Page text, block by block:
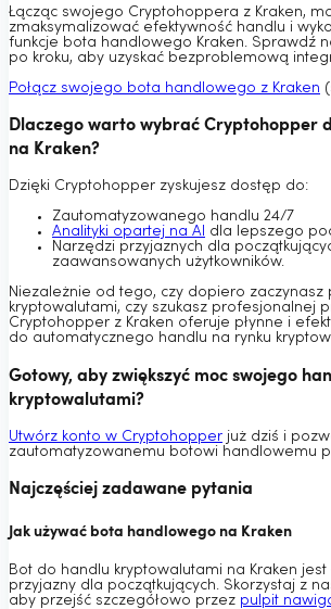
Łącząc swojego Cryptohoppera z Kraken,
zmaksymalizować efektywność handlu i
funkcje bota handlowego Kraken. Sprawdź
po kroku, aby uzyskać bezproblemową
Połącz swojego bota handlowego z Kraken
Dlaczego warto wybrać Cryptohopper
na Kraken?
Dzięki Cryptohopper zyskujesz dostęp do:
Zautomatyzowanego handlu 24/7
Analityki opartej na AI
dla lepszego
Narzędzi przyjaznych dla
zaawansowanych użytkowników.
Niezależnie od tego, czy dopiero
kryptowalutami, czy szukasz profesjonalnej
Cryptohopper z Kraken oferuje płynne i
do automatycznego handlu na rynku
Gotowy, aby zwiększyć moc swojego
kryptowalutami?
Utwórz konto w Cryptohopper już dziś i
zautomatyzowanemu botowi handlowemu
Najczęściej zadawane pytania
Jak używać bota handlowego na Kraken
Bot do handlu kryptowalutami na Kraken jest
przyjazny dla początkujących. Skorzystaj z
aby przejść szczegółowo przez pulpit